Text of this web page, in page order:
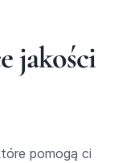
jakości
pomogą ci